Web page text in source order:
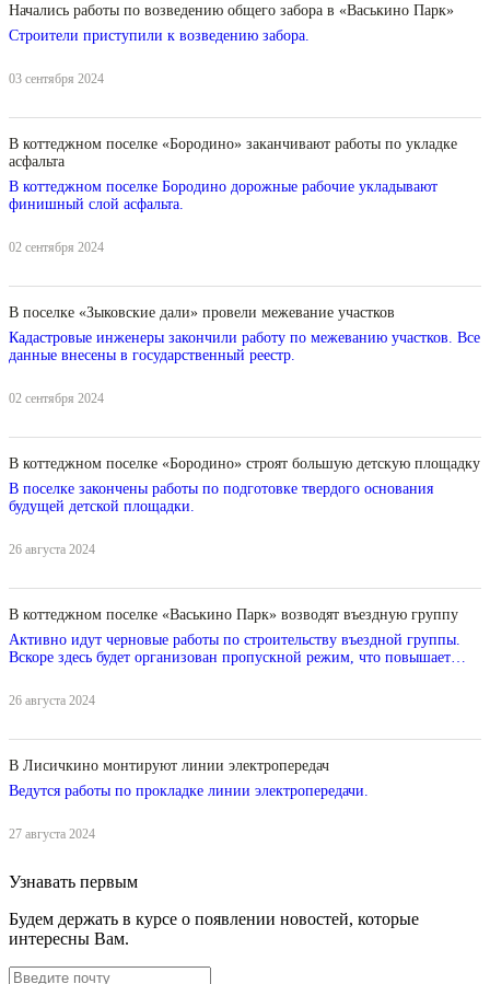
Начались работы по возведению общего забора в «Васькино Парк»
Строители приступили к возведению забора.
03 сентября 2024
В коттеджном поселке «Бородино» заканчивают работы по укладке
асфальта
В коттеджном поселке Бородино дорожные рабочие укладывают
финишный слой асфальта.
02 сентября 2024
В поселке «Зыковские дали» провели межевание участков
Кадастровые инженеры закончили работу по межеванию участков. Все
данные внесены в государственный реестр.
02 сентября 2024
В коттеджном поселке «Бородино» строят большую детскую площадку
В поселке закончены работы по подготовке твердого основания
будущей детской площадки.
26 августа 2024
В коттеджном поселке «Васькино Парк» возводят въездную группу
Активно идут черновые работы по строительству въездной группы.
Вскоре здесь будет организован пропускной режим, что повышает
26 августа 2024
В Лисичкино монтируют линии электропередач
Ведутся работы по прокладке линии электропередачи.
27 августа 2024
Узнавать первым
Будем держать в курсе о появлении новостей, которые
интересны Вам.